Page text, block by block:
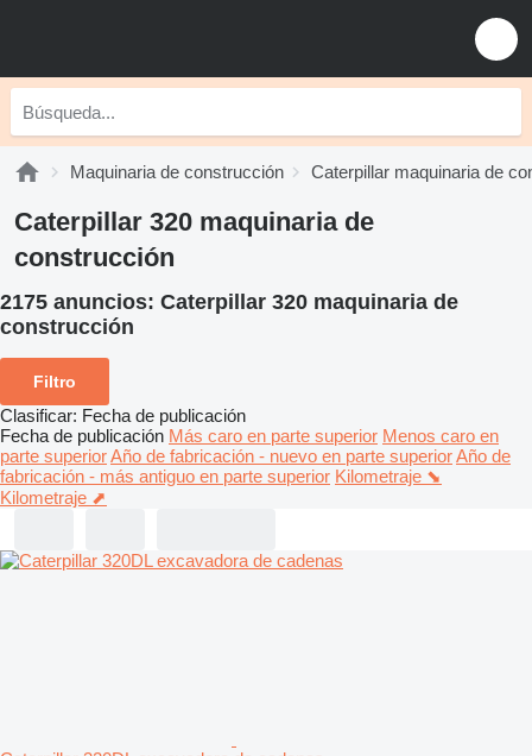
Maquinaria de construcción Caterpillar maquinaria de
Caterpillar 320 maquinaria de
construcción
2175 anuncios: Caterpillar 320 maquinaria de
construcción
Filtro
Clasificar: Fecha de publicación
Fecha de publicación Más caro en parte superior Menos caro en
parte superiorAño de fabricación - nuevo en parte superiorAño de
fabricación - más antiguo en parte superior Kilometraje ⬊
Kilometraje ⬈